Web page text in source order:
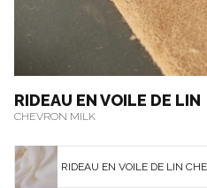
RIDEAU EN VOILE DE LIN
CHEVRON MILK
RIDEAU EN VOILE DE LIN